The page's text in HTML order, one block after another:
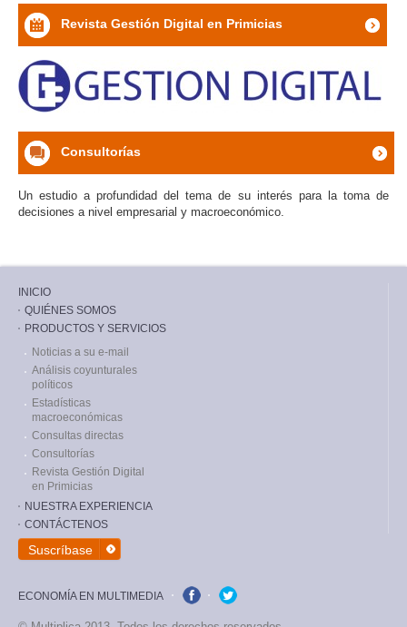
icon
Revista Gestión Digital en Primicias
icon
Consultorías
Un estudio a profundidad del tema de su interés para la toma de
decisiones a nivel empresarial y macroeconómico.
INICIO
QUIÉNES SOMOS
PRODUCTOS Y SERVICIOS
Noticias a su e-mail
Análisis coyunturales
políticos
Estadísticas
macroeconómicas
Consultas directas
Consultorías
Revista Gestión Digital
en Primicias
NUESTRA EXPERIENCIA
CONTÁCTENOS
Suscríbase
ECONOMÍA EN MULTIMEDIA